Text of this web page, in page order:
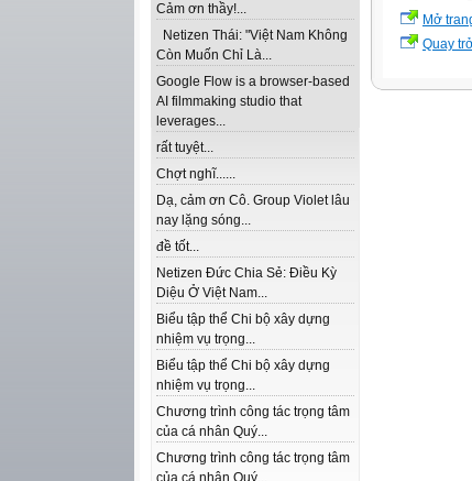
Cảm ơn thầy!...
Netizen Thái: "Việt Nam Không
Còn Muốn Chỉ Là...
Google Flow is a browser-based
AI filmmaking studio that
leverages...
rất tuyệt...
Chợt nghĩ......
Dạ, cảm ơn Cô. Group Violet lâu
nay lặng sóng...
đề tốt...
Netizen Đức Chia Sẻ: Điều Kỳ
Diệu Ở Việt Nam...
Biểu tập thể Chi bộ xây dựng
nhiệm vụ trọng...
Biểu tập thể Chi bộ xây dựng
nhiệm vụ trọng...
Chương trình công tác trọng tâm
của cá nhân Quý...
Chương trình công tác trọng tâm
của cá nhân Quý...
Mở
Quay